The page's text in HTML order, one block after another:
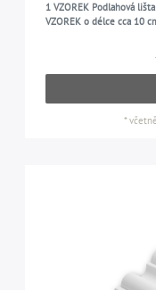
1 VZOREK Podlahová
VZOREK o délce cca 10
*